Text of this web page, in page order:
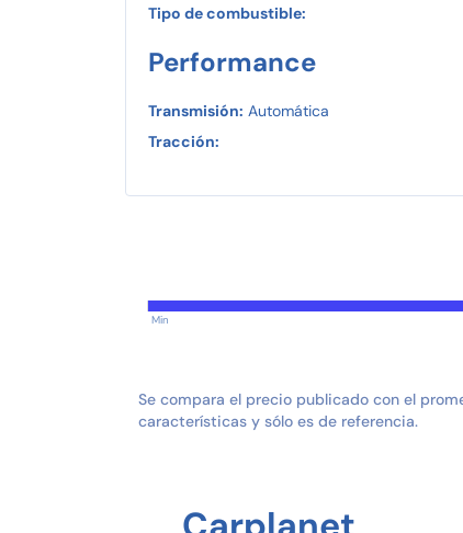
Tipo de combustible:
Performance
Transmisión: Automática
Tracción:
Min
Se compara el precio publicado con el
características y sólo es de referencia.